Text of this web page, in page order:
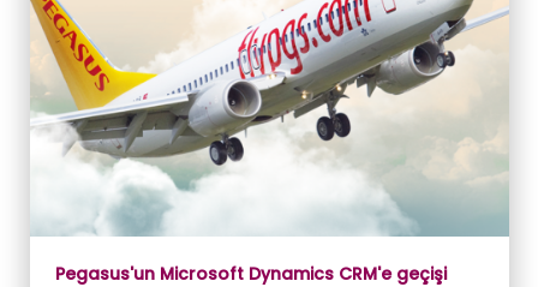
Pegasus'un Microsoft Dynamics CRM'e geçişi